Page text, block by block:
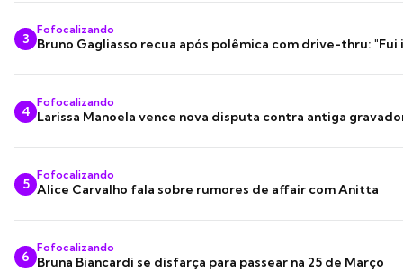
3
Fofocalizando
Bruno Gagliasso recua após polêmica com drive-thru: "Fui
4
Fofocalizando
Larissa Manoela vence nova disputa contra antiga
5
Fofocalizando
Alice Carvalho fala sobre rumores de affair com Anitta
6
Fofocalizando
Bruna Biancardi se disfarça para passear na 25 de Março